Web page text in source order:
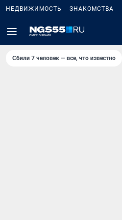
НЕДВИЖИМОСТЬ ЗНАКОМСТВА
Сбили 7 человек — все, что известно